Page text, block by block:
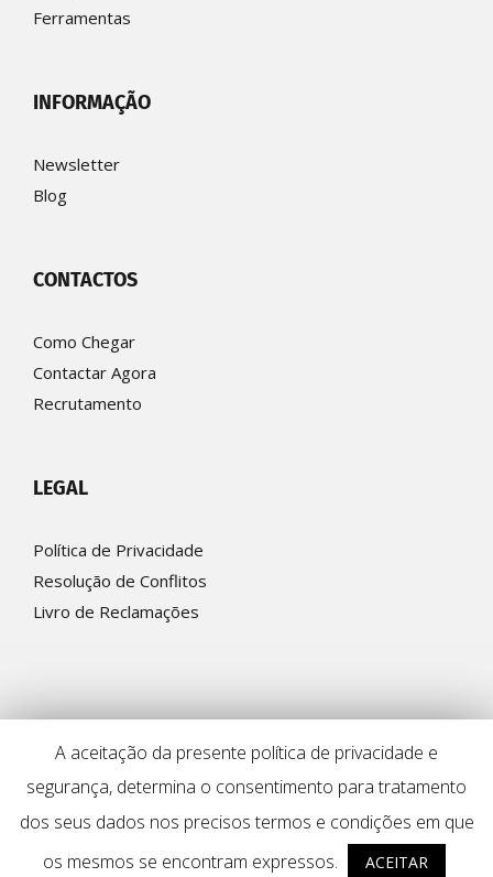
Ferramentas
INFORMAÇÃO
Newsletter
Blog
CONTACTOS
Como Chegar
Contactar Agora
Recrutamento
LEGAL
Política de Privacidade
Resolução de Conflitos
Livro de Reclamações
© Ferreira & Sanches 2022 | by Alfaiataria Digital
FacebookLinkedInYouTube
A aceitação da presente política de privacidade e
segurança, determina o consentimento para tratamento
dos seus dados nos precisos termos e condições em que
os mesmos se encontram expressos.
ACEITAR